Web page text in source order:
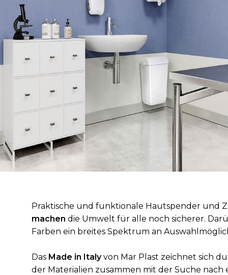
Praktische und funktionale Hautspender und
machen die Umwelt für alle noch sicherer.
Farben ein breites Spektrum an
Das Made in Italyvon Mar Plast zeichnet sich
der Materialien zusammen mit der Suche nach